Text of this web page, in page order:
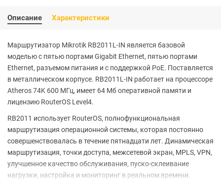
Описание Характеристики
Маршрутизатор Mikrotik RB2011L-IN является базовой
моделью с пятью портами Gigabit Ethernet, пятью портами
Ethernet, разъемом питания и с поддержкой PoE. Поставляется
в металлическом корпусе. RB2011L-IN работает на процессоре
Atheros 74K 600 МГц, имеет 64 Мб оперативной памяти и
лицензию RouterOS Level4.
RB2011 использует RouterOS, полнофункциональная
маршрутизация операционной системы, которая постоянно
совершенствовалась в течение пятнадцати лет. Динамическая
маршрутизация, точки доступа, межсетевой экран, MPLS, VPN,
улучшенное качество обслуживания, пуско-склеивание
нагрузки, настройка и мониторинг в реальном времени.